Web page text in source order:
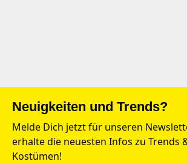
Neuigkeiten und Trends?
Melde Dich jetzt für unseren
erhalte die neuesten Infos zu Trends
Kostümen!